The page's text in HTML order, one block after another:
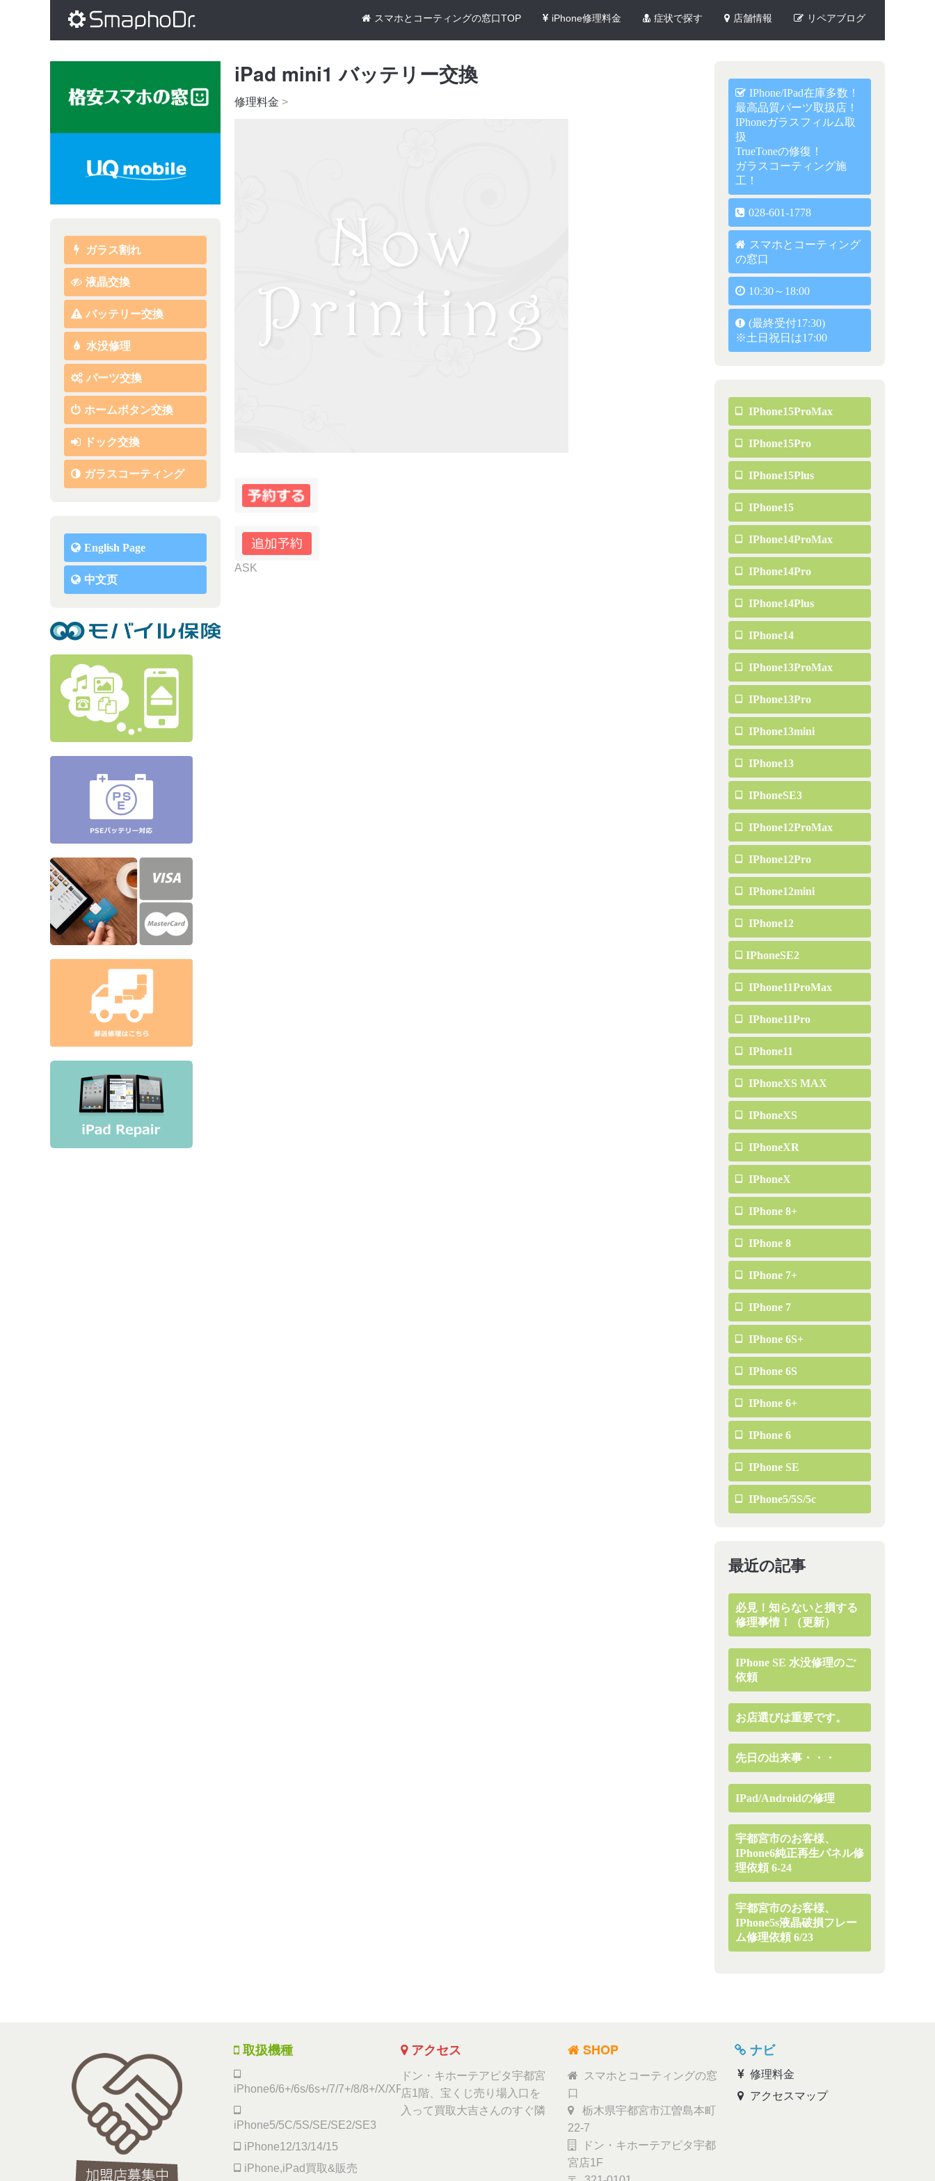
スマホとコーティングの窓口TOP iPhone修理料金 症状で探す 店舗情報 リペアブログ
ガラス割れ
液晶交換
バッテリー交換
水没修理
パーツ交換
ホームボタン交換
ドック交換
ガラスコーティング
English Page
中文页
iPad mini1 バッテリー交換
修理料金 >
ASK
IPhone/iPad在庫多数！
最高品質パーツ取扱店！
IPhoneガラスフィルム取
扱
TrueToneの修復！
ガラスコーティング施
工！
028-601-1778
スマホとコーティング
の窓口
10:30～18:00
(最終受付17:30)
※土日祝日は17:00
IPhone15ProMax
IPhone15Pro
IPhone15Plus
IPhone15
IPhone14ProMax
IPhone14Pro
IPhone14Plus
IPhone14
IPhone13ProMax
IPhone13Pro
IPhone13mini
IPhone13
IPhoneSE3
IPhone12ProMax
IPhone12Pro
IPhone12mini
IPhone12
IPhoneSE2
IPhone11ProMax
IPhone11Pro
IPhone11
IPhoneXS MAX
IPhoneXS
IPhoneXR
IPhoneX
IPhone 8+
IPhone 8
IPhone 7+
IPhone 7
IPhone 6S+
IPhone 6S
IPhone 6+
IPhone 6
IPhone SE
IPhone5/5S/5c
最近の記事
必見！知らないと損する
修理事情！（更新）
IPhone SE 水没修理のご
依頼
お店選びは重要です。
先日の出来事・・・
IPad/Androidの修理
宇都宮市のお客様、
IPhone6純正再生パネル修
理依頼 6-24
宇都宮市のお客様、
IPhone5s液晶破損フレー
ム修理依頼 6/23
取扱機種
iPhone6/6+/6s/6s+/7/7+/8/8+/X/XR/Xs/11
iPhone5/5C/5S/SE/SE2/SE3
iPhone12/13/14/15
iPhone,iPad買取&販売
アクセス
ドン・キホーテアピタ宇都宮
店1階、宝くじ売り場入口を
入って買取大吉さんのすぐ隣
SHOP
スマホとコーティングの窓
口
栃木県宇都宮市江曽島本町
22-7
ドン・キホーテアピタ宇都
宮店1F
ナビ
修理料金
アクセスマップ